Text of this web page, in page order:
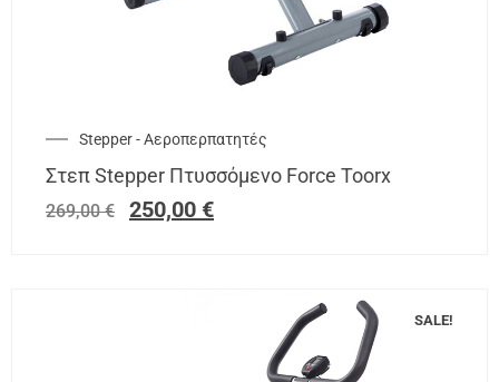
Stepper - Αεροπερπατητές
Στεπ Stepper Πτυσσόμενο Force Toorx
269,00€ 250,00 €
SALE!